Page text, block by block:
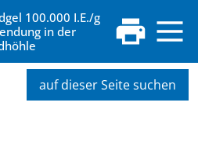
100.000 I.E./g
in der
auf dieser Seite suchen